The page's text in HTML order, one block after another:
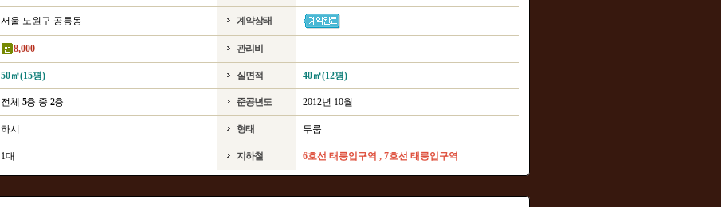
서울 노원구 공릉동 계약상태
8,000 관리비
50㎡(15평) 실면적 40㎡(12평)
전체 5층 중 2층 준공년도 2012년 10월
하시 형태 투룸
1대 지하철 6호선 태릉입구역 , 7호선 태릉입구역